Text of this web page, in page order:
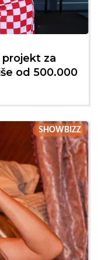
za
od 500.000
SHOWBIZZ